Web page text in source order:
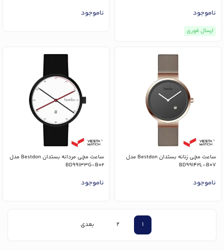
ناموجود
ارسال فوری
ناموجود
ساعت مچی زنانه بستدان Bestdon مدل
BD99142L-B07
ناموجود
ساعت مچی مردانه بستدان Bestdon مدل
BD99133G-B02
ناموجود
1
2 بعدی